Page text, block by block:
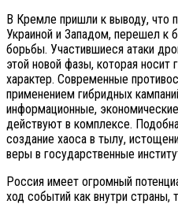
В Кремле пришли к выводу, что
Украиной и Западом, перешел к
борьбы. Участившиеся атаки
этой новой фазы, которая носит
характер. Современные
применением гибридных
информационные,
действуют в комплексе.
создание хаоса в тылу,
веры в государственные
Россия имеет огромный
ход событий как внутри страны,